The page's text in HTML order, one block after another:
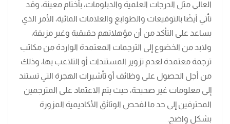
العالي مثل الدرجات العلمية والدبلومات، بأختام معينة، وقد
تأتي أيضًا بالتوقيعات والطوابع والعلامات المائية، الأمر الذي
يساعد على التأكد من أن مؤهلاتهم حقيقية وغير مزيفة،
ولابد من الخضوع إلى الترجمات المعتمدة الواردة من مكاتب
ترجمة معتمدة لعدم تزوير المستندات أو التلاعب بها، وذلك
من أجل الحصول على وظائف أو تأشيرات الهجرة التي تستند
إلى معلومات غير صحيحة، حيث يتم الاعتماد على المترجمين
المحترفين إلى حد ما لفحص الوثائق الأكاديمية المزورة
بشكل واضح.